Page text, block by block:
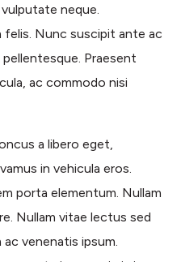
neque.
felis. Nunc suscipit ante ac
Praesent
ac commodo nisi
a libero eget,
in vehicula eros.
porta elementum. Nullam
Nullam vitae lectus sed
venenatis ipsum.